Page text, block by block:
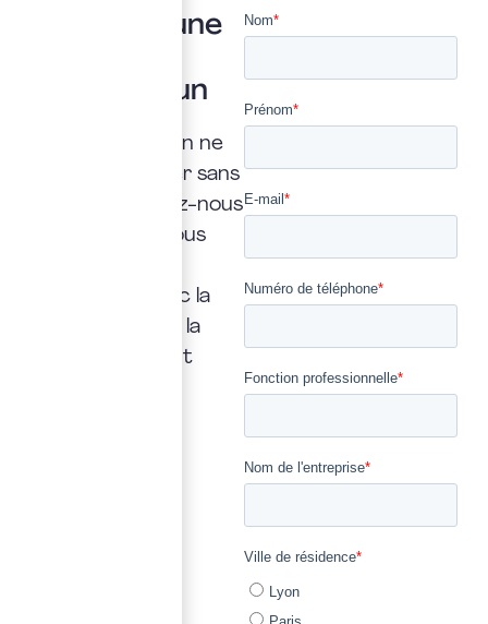
Vous avez une
Posez là à un
Une interrogation ne
doit jamais rester sans
réponse. Confiez-nous
la vôtre : nous vous
rapidement, avec la
transparence et la
précision qui font